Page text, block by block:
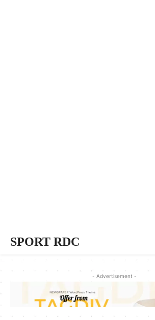
SPORT RDC
- Advertisement -